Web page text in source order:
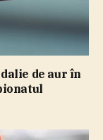
de aur în